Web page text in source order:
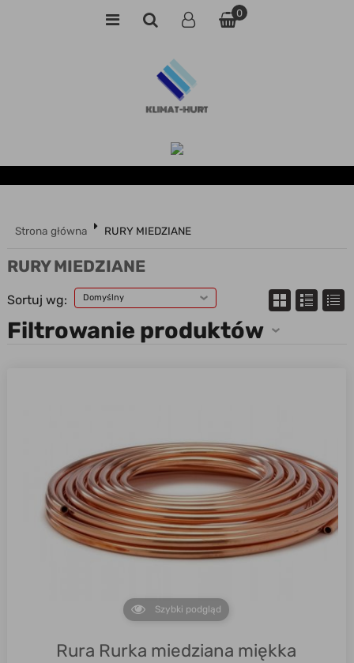
0
Strona główna RURY MIEDZIANE
RURY MIEDZIANE
Sortuj wg: Domyślny
Filtrowanie produktów
Szybki podgląd
Rura Rurka miedziana miękka